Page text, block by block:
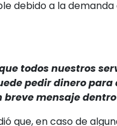
con el Servicio de
recurrentes para los
de su hogar,
cuya actual jefa
tecnológica
para los diferentes